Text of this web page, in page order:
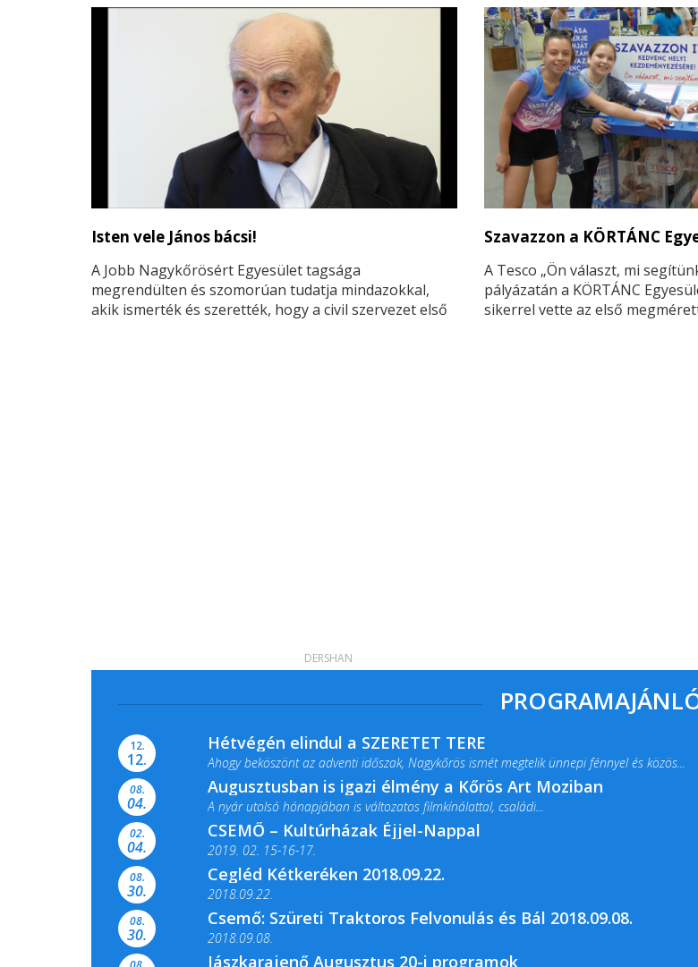
meg saját érdekükben, hogy igazukat védjék.
természetesen –szerepelt
önkormányzat egyik
sérelmezte és feljelentette
Isten vele János bácsi!
A Jobb Nagykőrösért Egyesület tagsága
megrendülten és szomorúan tudatja mindazokkal,
akik ismerték és szerették, hogy a civil szervezet első
Szavazzon a KÖRTÁNC
A Tesco „Ön választ, mi
pályázatán a KÖRTÁNC
sikerrel vette az első
12.
12.
Hétvégén elindul a SZERETET TERE
Ahogy beköszönt az adventi időszak, Nagykőrös ismét megtelik ünnepi fénnyel és közös...
08.
04.
Augusztusban is igazi élmény a Kőrös Art Moziban
A nyár utolsó hónapjában is változatos filmkínálattal, családi...
02.
04.
CSEMŐ – Kultúrházak Éjjel-Nappal
2019. 02. 15-16-17.
Színes és tartalmas programokkal várja a Csemői Községi Könyvtár és...
08.
30.
Cegléd Kétkeréken 2018.09.22.
2018.09.22.
08.
30.
Csemő: Szüreti Traktoros Felvonulás és Bál 2018.09.08.
2018.09.08.
Jászkarajenő Augusztus 20-i programok
DERSHAN